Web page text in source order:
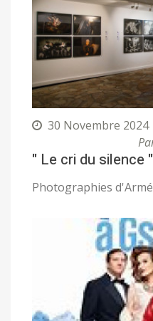
30 Novembre 2024
" Le cri du silence
Photographies